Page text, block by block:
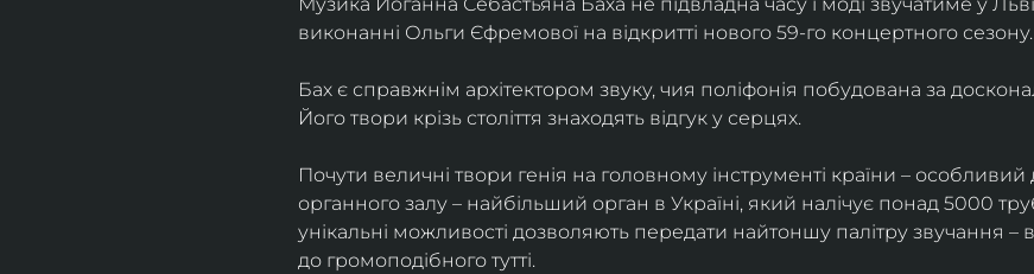
виконанні Ольги Єфремової на відкритті нового 59-го концертного сезону.
Бах є справжнім архітектором звуку, чия поліфонія побудована за
Його твори крізь століття знаходять відгук у серцях.
Почути величні твори генія на головному інструменті країни – особливий
органного залу – найбільший орган в Україні, який налічує понад 5000
унікальні можливості дозволяють передати найтоншу палітру звучання –
до громоподібного тутті.